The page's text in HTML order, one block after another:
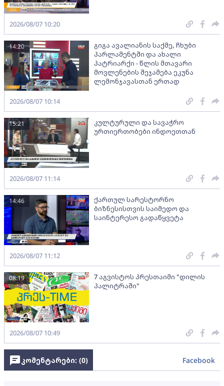
2026/08/07 10:20
გიგა ავალიანის საქმე, ჩხუბი
პარლამენტში და ახალი
პატრიარქი - წლის მთავარი
მოვლენების შეჯამება ეკუნა
ლემონჯავასთან ერთად
14:20
2026/08/07 10:14
კულტურული და სავაჭრო
ურთიერთობები ინდოეთთან
15:21
2026/08/07 11:14
ქართულ სარესტორნო
ბიზნესისთვის საიმედო და
საინტერესო გადაწყვეტა
14:46
2026/08/07 11:12
7 აგვისტოს პრესთაიმი "დილის
პალიტრაში"
08:19
2026/08/07 10:49
კომენტარები: (0) Facebook